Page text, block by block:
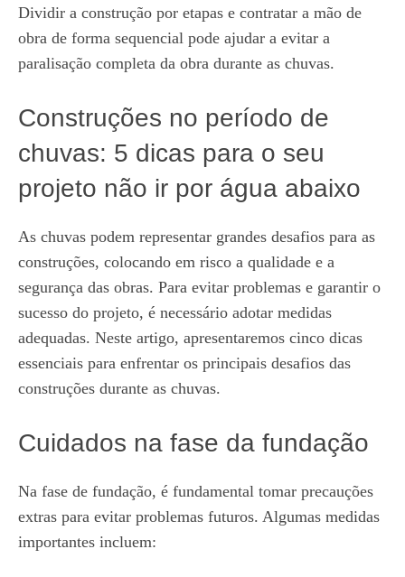
Dividir a construção por etapas e contratar a mão de
obra de forma sequencial pode ajudar a evitar a
paralisação completa da obra durante as chuvas.
Construções no período de
chuvas: 5 dicas para o seu
projeto não ir por água abaixo
As chuvas podem representar grandes desafios para as
construções, colocando em risco a qualidade e a
segurança das obras. Para evitar problemas e garantir o
sucesso do projeto, é necessário adotar medidas
adequadas. Neste artigo, apresentaremos cinco dicas
essenciais para enfrentar os principais desafios das
construções durante as chuvas.
Cuidados na fase da fundação
Na fase de fundação, é fundamental tomar precauções
extras para evitar problemas futuros. Algumas medidas
importantes incluem: